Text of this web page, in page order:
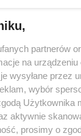
złotych
nadal trwa!
z COVID-
bo prawie 1…
partnerów
na
wysyłane przez
wybór
aktywnie
prosimy o